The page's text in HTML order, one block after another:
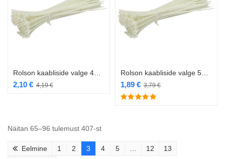
4,19€
2,10 € 3,79€
1,89 €
Näitan 65–96 tulemust 407-st
Eelmine 1 2 3 4 5 12
13